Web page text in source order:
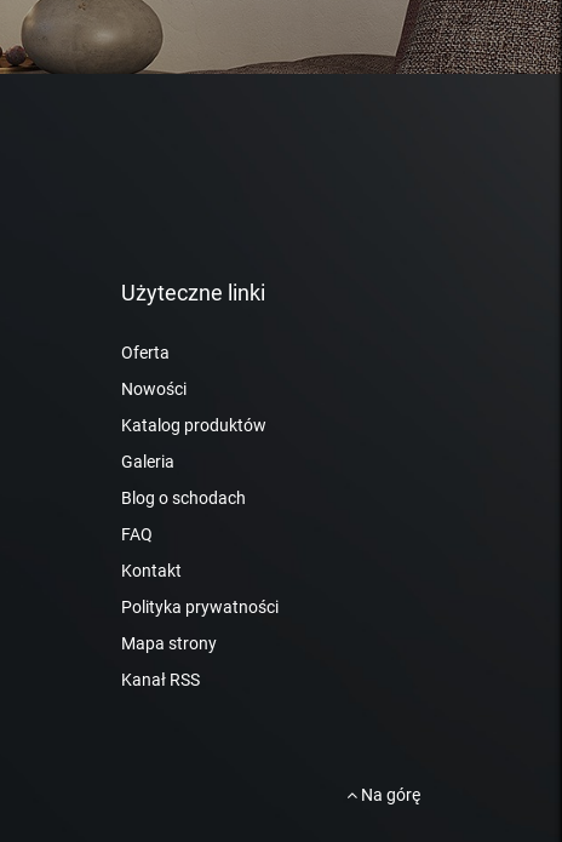
Użyteczne linki
Oferta
Nowości
Katalog produktów
Galeria
Blog o schodach
FAQ
Kontakt
Polityka prywatności
Mapa strony
Kanał RSS
Na górę